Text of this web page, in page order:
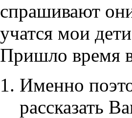
спрашивают
учатся мои
Пришло время
Именно
рассказать